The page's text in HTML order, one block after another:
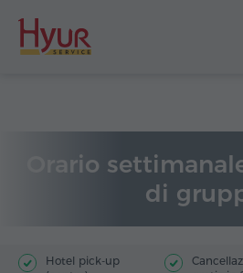
Orario
di
Hotel pick-up